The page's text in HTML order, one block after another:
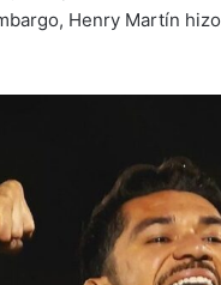
Henry Martín